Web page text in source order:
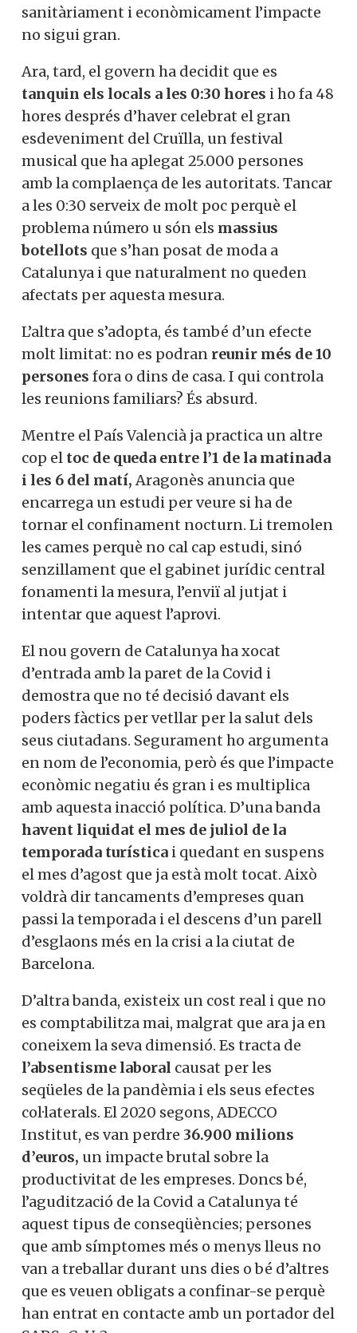
sanitàriament i econòmicament l’impacte
no sigui gran.
Ara, tard, el govern ha decidit que es
tanquin els locals a les 0:30 hores i ho fa 48
hores després d’haver celebrat el gran
esdeveniment del Cruïlla, un festival
musical que ha aplegat 25.000 persones
amb la complaença de les autoritats. Tancar
a les 0:30 serveix de molt poc perquè el
problema número u són els massius
botellots que s’han posat de moda a
Catalunya i que naturalment no queden
afectats per aquesta mesura.
L’altra que s’adopta, és també d’un efecte
molt limitat: no es podran reunir més de 10
persones fora o dins de casa. I qui controla
les reunions familiars? És absurd.
Mentre el País Valencià ja practica un altre
cop el toc de queda entre l’1 de la matinada
i les 6 del matí, Aragonès anuncia que
encarrega un estudi per veure si ha de
tornar el confinament nocturn. Li tremolen
les cames perquè no cal cap estudi, sinó
senzillament que el gabinet jurídic central
fonamenti la mesura, l’enviï al jutjat i
intentar que aquest l’aprovi.
El nou govern de Catalunya ha xocat
d’entrada amb la paret de la Covid i
demostra que no té decisió davant els
poders fàctics per vetllar per la salut dels
seus ciutadans. Segurament ho argumenta
en nom de l’economia, però és que l’impacte
econòmic negatiu és gran i es multiplica
amb aquesta inacció política. D’una banda
havent liquidat el mes de juliol de la
temporada turística i quedant en suspens
el mes d’agost que ja està molt tocat. Això
voldrà dir tancaments d’empreses quan
passi la temporada i el descens d’un parell
d’esglaons més en la crisi a la ciutat de
Barcelona.
D’altra banda, existeix un cost real i que no
es comptabilitza mai, malgrat que ara ja en
coneixem la seva dimensió. Es tracta de
l’absentisme laboral causat per les
seqüeles de la pandèmia i els seus efectes
col·laterals. El 2020 segons, ADECCO
Institut, es van perdre 36.900 milions
d’euros, un impacte brutal sobre la
productivitat de les empreses. Doncs bé,
l’agudització de la Covid a Catalunya té
aquest tipus de conseqüències; persones
que amb símptomes més o menys lleus no
van a treballar durant uns dies o bé d’altres
que es veuen obligats a confinar-se perquè
han entrat en contacte amb un portador del